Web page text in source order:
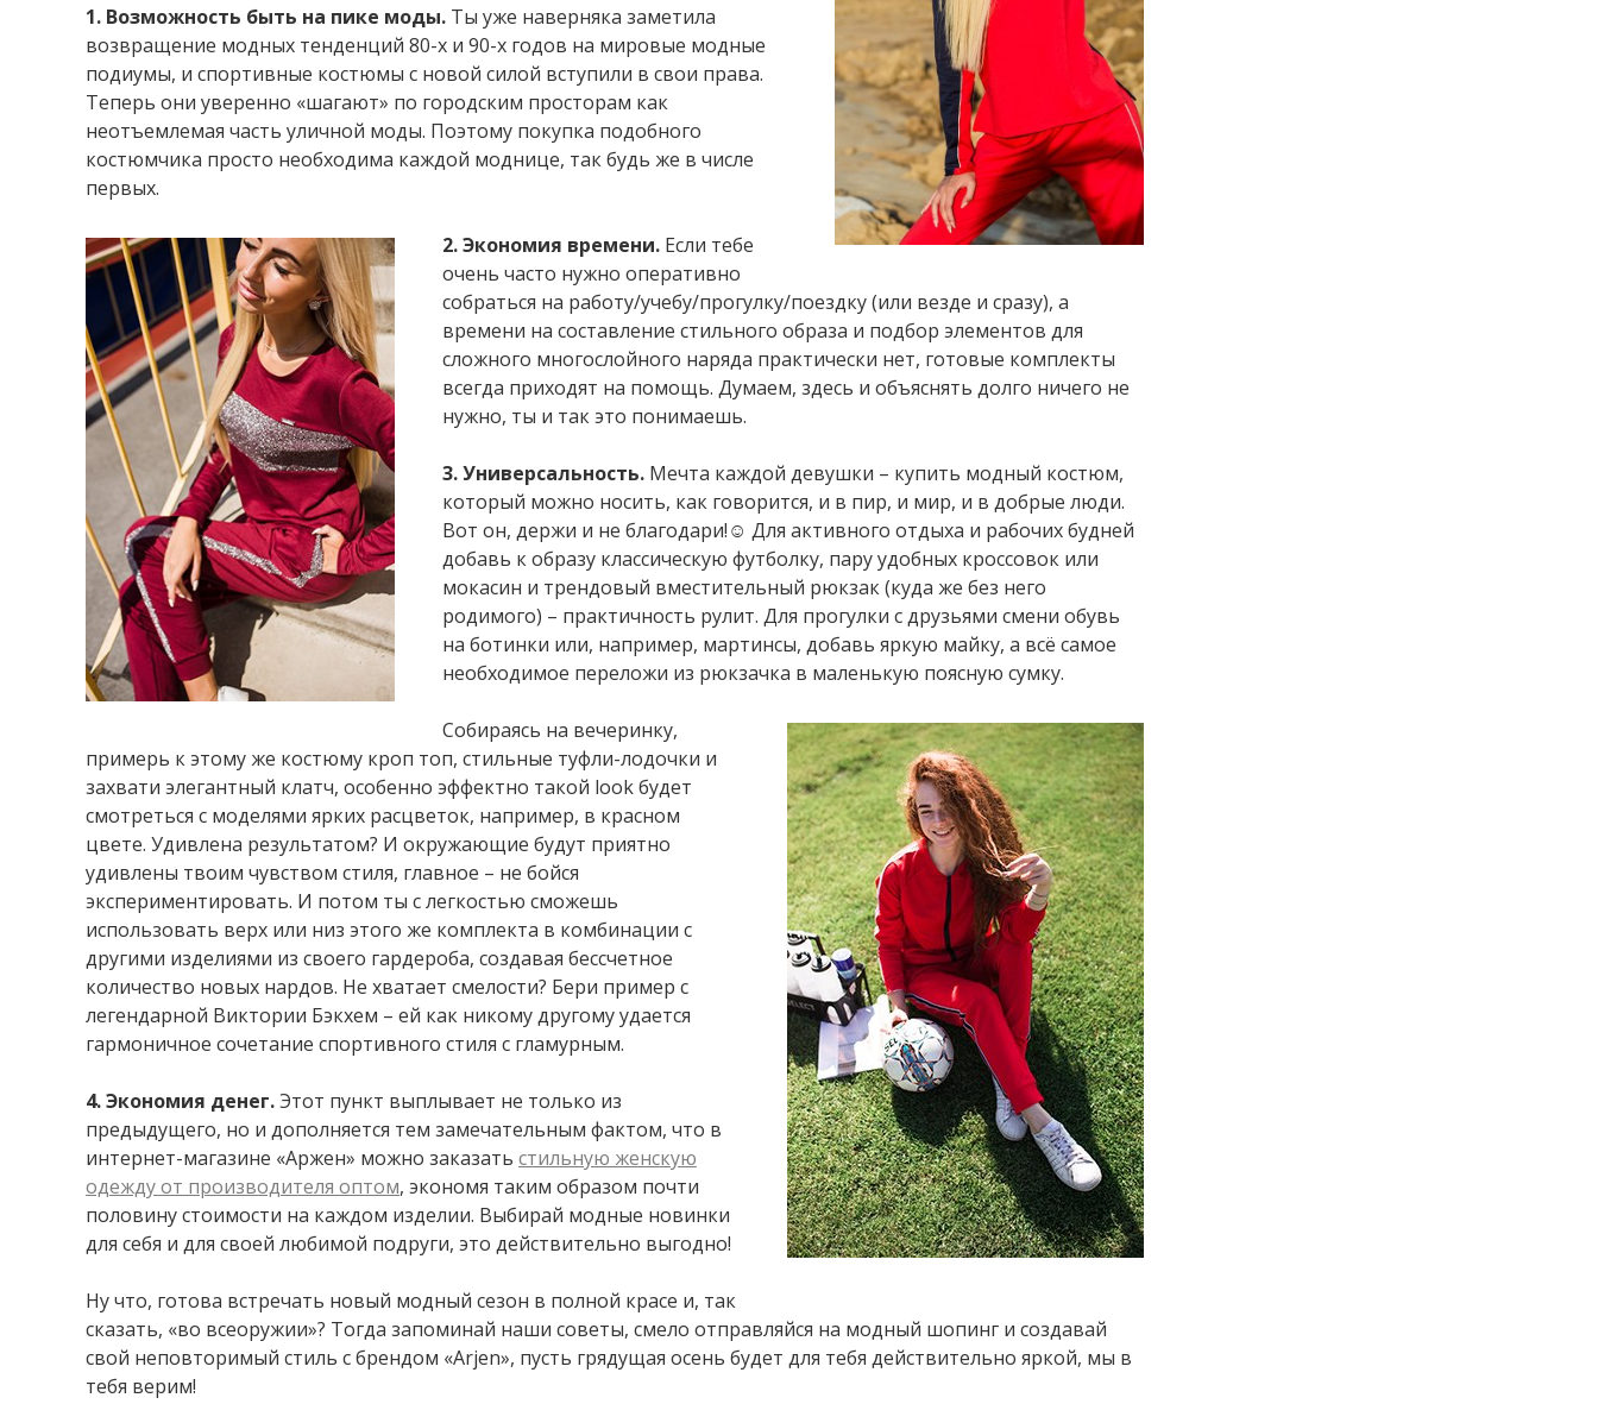
1. Возможность быть на пике моды. Ты уже наверняка заметила
возвращение модных тенденций 80-х и 90-х годов на мировые модные
подиумы, и спортивные костюмы с новой силой вступили в свои права.
Теперь они уверенно «шагают» по городским просторам как
неотъемлемая часть уличной моды. Поэтому покупка подобного
костюмчика просто необходима каждой моднице, так будь же в числе
первых.
2. Экономия времени. Если тебе
очень часто нужно оперативно
собраться на работу/учебу/прогулку/поездку (или везде и сразу), а
времени на составление стильного образа и подбор элементов для
сложного многослойного наряда практически нет, готовые комплекты
всегда приходят на помощь. Думаем, здесь и объяснять долго ничего не
нужно, ты и так это понимаешь.
3. Универсальность. Мечта каждой девушки – купить модный костюм,
который можно носить, как говорится, и в пир, и мир, и в добрые люди.
Вот он, держи и не благодари!☺ Для активного отдыха и рабочих будней
добавь к образу классическую футболку, пару удобных кроссовок или
мокасин и трендовый вместительный рюкзак (куда же без него
родимого) – практичность рулит. Для прогулки с друзьями смени обувь
на ботинки или, например, мартинсы, добавь яркую майку, а всё самое
необходимое переложи из рюкзачка в маленькую поясную сумку.
Собираясь на вечеринку,
примерь к этому же костюму кроп топ, стильные туфли-лодочки и
захвати элегантный клатч, особенно эффектно такой look будет
смотреться с моделями ярких расцветок, например, в красном
цвете. Удивлена результатом? И окружающие будут приятно
удивлены твоим чувством стиля, главное – не бойся
экспериментировать. И потом ты с легкостью сможешь
использовать верх или низ этого же комплекта в комбинации с
другими изделиями из своего гардероба, создавая бессчетное
количество новых нардов. Не хватает смелости? Бери пример с
легендарной Виктории Бэкхем – ей как никому другому удается
гармоничное сочетание спортивного стиля с гламурным.
4. Экономия денег.Этот пункт выплывает не только из
предыдущего, но и дополняется тем замечательным фактом, что в
интернет-магазине «Аржен» можно заказать стильную женскую
одежду от производителя оптом, экономя таким образом почти
половину стоимости на каждом изделии. Выбирай модные новинки
для себя и для своей любимой подруги, это действительно выгодно!
Ну что, готова встречать новый модный сезон в полной красе и, так
сказать, «во всеоружии»? Тогда запоминай наши советы, смело отправляйся на модный шопинг и создавай
свой неповторимый стиль с брендом «Arjen», пусть грядущая осень будет для тебя действительно яркой, мы в
тебя верим!